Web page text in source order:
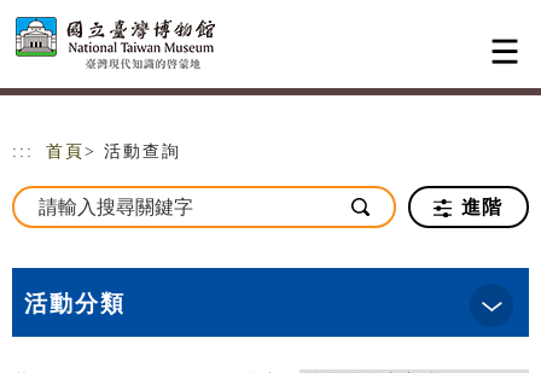
跳到主要內容
網站導覽
::: 首頁 > 活動查詢
進階
活動分類